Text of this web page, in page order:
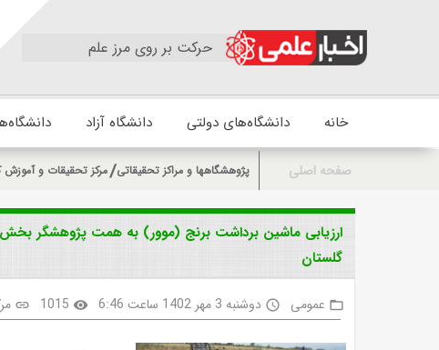
حرکت بر روی مرز علم
خانه دانشگاه‌های دولتی دانشگاه آزاد
صفحه اصلی پژوهشگاهها و مراکز تحقیقاتی مرکز تحقیقات و آموزش
ارزیابی ماشین برداشت برنج (موور) به همت پژوهشگر
گلستان
folder_open عمومی access_time دوشنبه 3 مهر 1402 ساعت 6:46 visibility
1015
link